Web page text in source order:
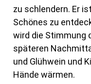
zu schlendern. Er
Schönes zu
wird die Stimmung
späteren
und Glühwein und
Hände wärmen.